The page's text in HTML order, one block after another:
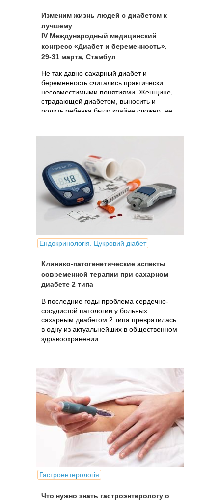
Изменим жизнь людей с диабетом к
лучшему
IV Международный медицинский
конгресс «Диабет и беременность».
29-31 марта, Стамбул
Не так давно сахарный диабет и
беременность считались практически
несовместимыми понятиями. Женщине,
страдающей диабетом, выносить и
родить ребенка было крайне сложно, не
Ендокринологія. Цукровий діабет
Клинико-патогенетические аспекты
современной терапии при сахарном
диабете 2 типа
В последние годы проблема сердечно-
сосудистой патологии у больных
сахарным диабетом 2 типа превратилась
в одну из актуальнейших в общественном
здравоохранении.
Гастроентерологія
Что нужно знать гастроэнтерологу о